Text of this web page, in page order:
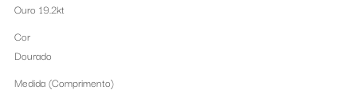
Ouro 19.2kt
Cor
Dourado
Medida (Comprimento)